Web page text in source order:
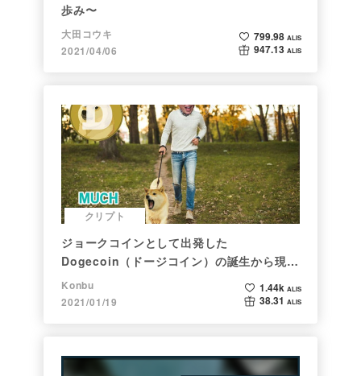
歩み〜
大田コウキ
2021/04/06
799.98 ALIS
947.13 ALIS
クリプト
ジョークコインとして出発した
Dogecoin（ドージコイン）の誕生から現在
まで。注目される非証券性🐶
Konbu
2021/01/19
1.44k ALIS
38.31 ALIS